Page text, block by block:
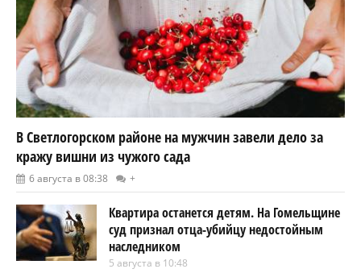
В Светлогорском районе на мужчин завели дело за
кражу вишни из чужого сада
6 августа в 08:38 +
Квартира останется детям. На Гомельщине
суд признал отца-убийцу недостойным
наследником
5 августа в 10:48